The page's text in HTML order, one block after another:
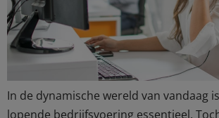
In de dynamische wereld van vandaag
lopende bedrijfsvoering essentieel.